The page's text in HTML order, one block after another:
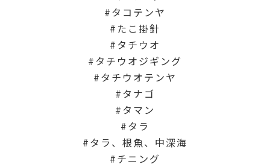
タコテンヤ
たこ掛針
タチウオ
タチウオジギング
タチウオテンヤ
タナゴ
タマン
タラ
タラ、根魚、中深海
チニング